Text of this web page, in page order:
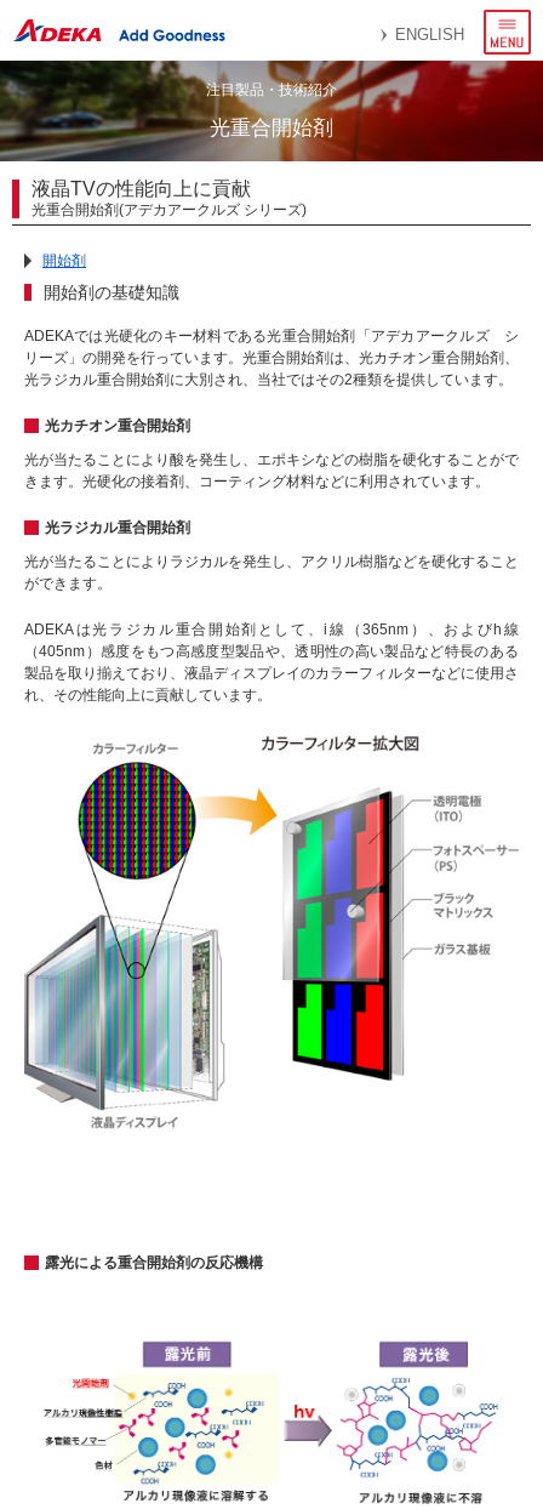
ENGLISH
ニ
ュ
注目製品・技術紹介
光重合開始剤
液晶TVの性能向上に貢献
光重合開始剤(アデカアークルズ シリーズ)
開始剤
開始剤の基礎知識
ADEKAでは光硬化のキー材料である光重合開始剤「アデカアークルズ シ
リーズ」の開発を行っています。光重合開始剤は、光カチオン重合開始剤、
光ラジカル重合開始剤に大別され、当社ではその2種類を提供しています。
光カチオン重合開始剤
光が当たることにより酸を発生し、エポキシなどの樹脂を硬化することがで
きます。光硬化の接着剤、コーティング材料などに利用されています。
光ラジカル重合開始剤
光が当たることによりラジカルを発生し、アクリル樹脂などを硬化すること
ができます。
ADEKAは光ラジカル重合開始剤として、i線（365nm）、およびh線
（405nm）感度をもつ高感度型製品や、透明性の高い製品など特長のある
製品を取り揃えており、液晶ディスプレイのカラーフィルターなどに使用さ
れ、その性能向上に貢献しています。
露光による重合開始剤の反応機構